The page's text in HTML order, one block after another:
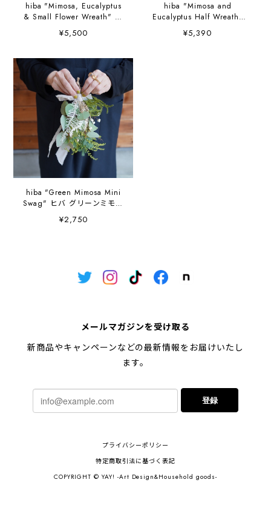
hiba "Mimosa, Eucalyptus
& Small Flower Wreath" ミ
モザとユーカリ小花のハー
フリース
¥5,500
hiba "Mimosa and
Eucalyptus Half Wreath"
ヒバ ミモザとユーカリのハ
ーフリース
¥5,390
hiba "Green Mimosa Mini
Swag" ヒバ グリーンミモザ
のミニスワッグ
¥2,750
メールマガジンを受け取る
新商品やキャンペーンなどの最新情報をお届けいたし
ます。
登録
プライバシーポリシー
特定商取引法に基づく表記
COPYRIGHT © YAY! -Art Design&Household goods-